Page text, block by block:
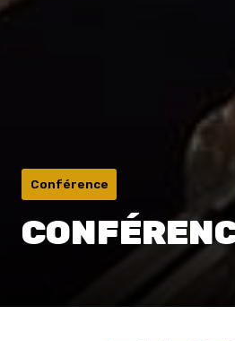
Conférence